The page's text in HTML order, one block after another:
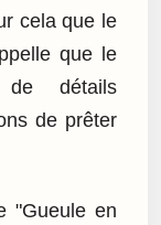
cela que le
que le
détails
de prêter
"Gueule en